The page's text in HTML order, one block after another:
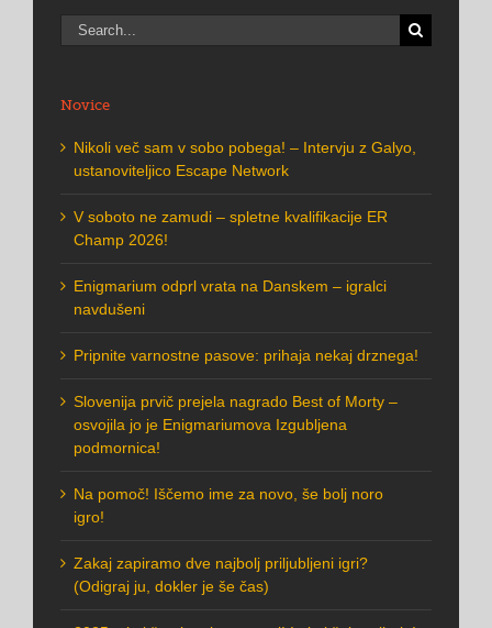
Search
for:
Novice
Nikoli več sam v sobo pobega! – Intervju z Galyo,
ustanoviteljico Escape Network
V soboto ne zamudi – spletne kvalifikacije ER
Champ 2026!
Enigmarium odprl vrata na Danskem – igralci
navdušeni
Pripnite varnostne pasove: prihaja nekaj drznega!
Slovenija prvič prejela nagrado Best of Morty –
osvojila jo je Enigmariumova Izgubljena
podmornica!
Na pomoč! Iščemo ime za novo, še bolj noro
igro!
Zakaj zapiramo dve najbolj priljubljeni igri?
(Odigraj ju, dokler je še čas)